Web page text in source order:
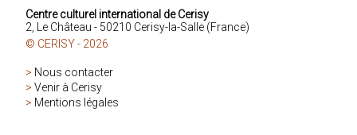
Centre culturel international de Cerisy
2, Le Château - 50210 Cerisy-la-Salle (France)
© CERISY - 2026
> Nous contacter
> Venir à Cerisy
> Mentions légales